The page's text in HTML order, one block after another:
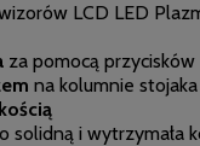
LCD LED
za pomocą
na kolumnie stojaka
solidną i wytrzymała